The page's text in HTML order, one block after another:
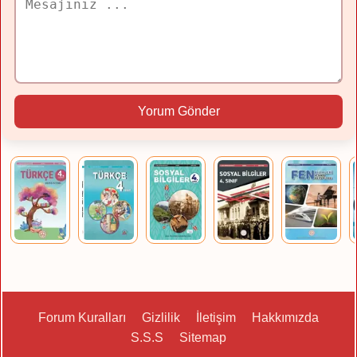
Yorum Gönder
Forum Kuralları Gizlilik İletişim
Hakkımızda
S.S.S
Sitemap